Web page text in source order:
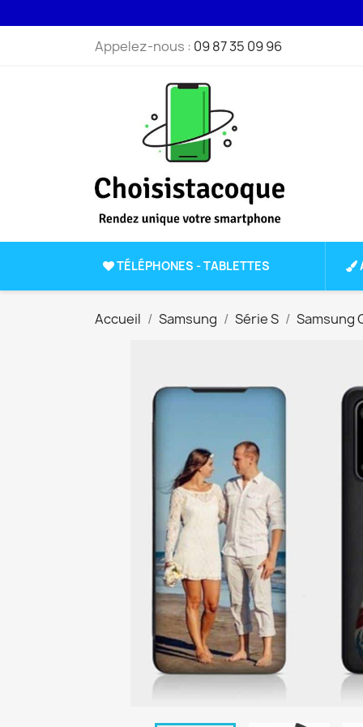
Appelez-nous : 09 87 35 09 96
TÉLÉPHONES - TABLETTES
Accueil Samsung Série S Samsung